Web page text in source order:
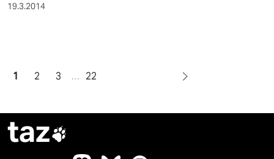
19.3.2014
1 2 3 … 22
taz